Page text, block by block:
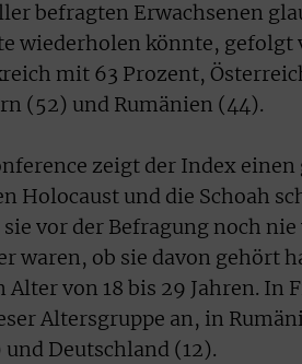
befragten Erwachsenen
wiederholen könnte,
mit 63 Prozent,
(52) und Rumänien (44).
zeigt der Index
Holocaust und die Schoah
sie vor der Befragung noch
waren, ob sie davon gehört
Alter von 18 bis 29 Jahren. In
Altersgruppe an, in
Deutschland (12).